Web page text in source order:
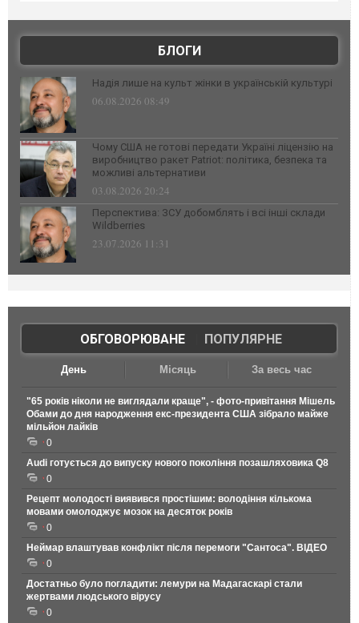
БЛОГИ
Надія лише на культ жінки в українській культурі
06.08.2026 08:49
Чому США не готові передати Україні ліцензію на
виробництво ракет Patriot: політика, безпека та
можливі альтернативи
03.08.2026 20:24
Перспектива: ЗСУ добомблять і всі інші склади
Wildberries
23.07.2026 11:31
ОБГОВОРЮВАНЕ| ПОПУЛЯРНЕ
День Місяць За весь час
"65 років ніколи не виглядали краще", - фото-привітання Мішель
Обами до дня народження екс-президента США зібрало майже
мільйон лайків
0
Audi готується до випуску нового покоління позашляховика Q8
0
Рецепт молодості виявився простішим: володіння кількома
мовами омолоджує мозок на десяток років
0
Неймар влаштував конфлікт після перемоги "Сантоса". ВІДЕО
0
Достатньо було погладити: лемури на Мадагаскарі стали
жертвами людського вірусу
0